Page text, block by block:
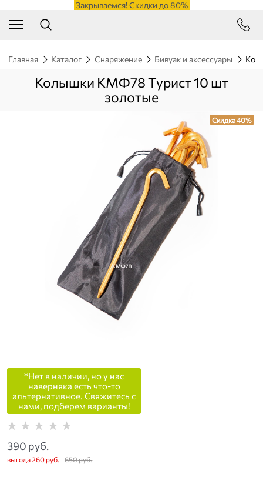
Закрываемся! Скидки до 80%
Главная Каталог Снаряжение Бивуак и аксессуары
Колышки КМФ78 Турист 10 шт
золотые
Скидка 40%
*Нет в наличии, но у нас
наверняка есть что-то
альтернативное. Свяжитесь с
нами, подберем варианты!
650 руб.
390 руб.
выгода260 руб.